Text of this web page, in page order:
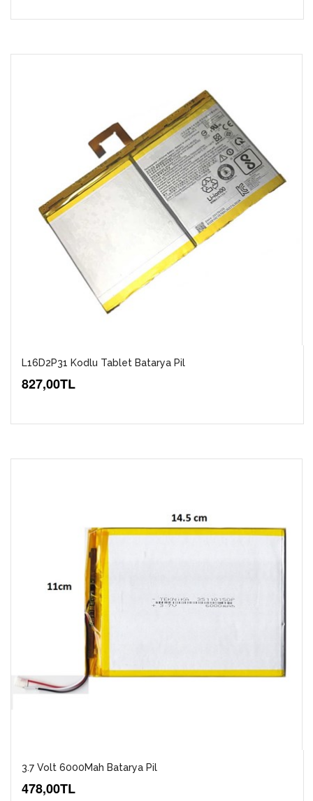
L16D2P31 Kodlu Tablet Batarya Pil
827,00TL
3.7 Volt 6000Mah Batarya Pil
478,00TL